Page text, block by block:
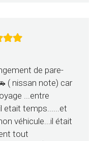
de pare-
( nissan note) car
...entre
etait temps......et
véhicule...il était
tout